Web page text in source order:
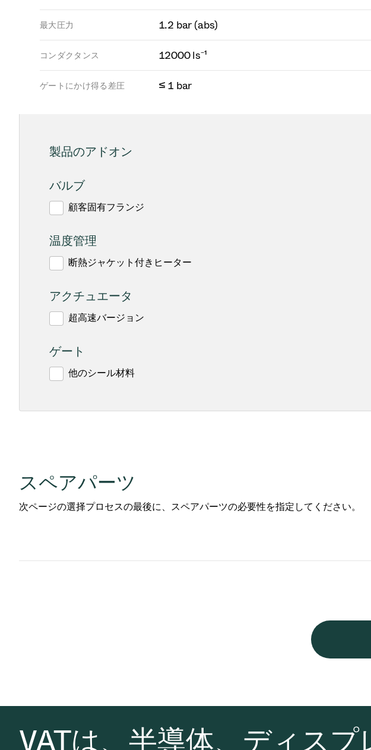
最大圧力 1.2 bar (abs)
コンダクタンス 12000 ls⁻¹
ゲートにかけ得る差圧 ≤ 1 bar
製品のアドオン
バルブ
顧客固有フランジ
温度管理
断熱ジャケット付きヒーター
アクチュエータ
超高速バージョン
ゲート
他のシール材料
スペアパーツ
次ページの選择プロセスの最後に、スペアパーツの必要性を指定してください。
VATは、半導体、ディス